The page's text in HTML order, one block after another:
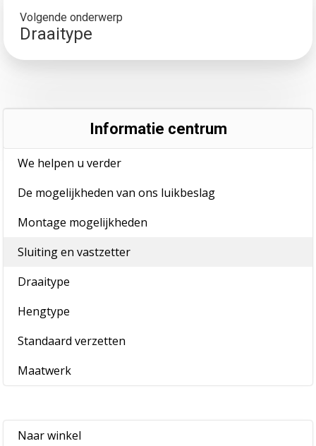
Volgende onderwerp
Draaitype
Informatie centrum
We helpen u verder
De mogelijkheden van ons luikbeslag
Montage mogelijkheden
Sluiting en vastzetter
Draaitype
Hengtype
Standaard verzetten
Maatwerk
Naar winkel